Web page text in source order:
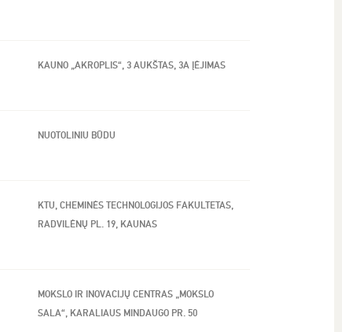
KAUNO „AKROPLIS“, 3 AUKŠTAS, 3A ĮĖJIMAS
NUOTOLINIU BŪDU
KTU, CHEMINĖS TECHNOLOGIJOS FAKULTETAS,
RADVILĖNŲ PL. 19, KAUNAS
MOKSLO IR INOVACIJŲ CENTRAS „MOKSLO
SALA“, KARALIAUS MINDAUGO PR. 50